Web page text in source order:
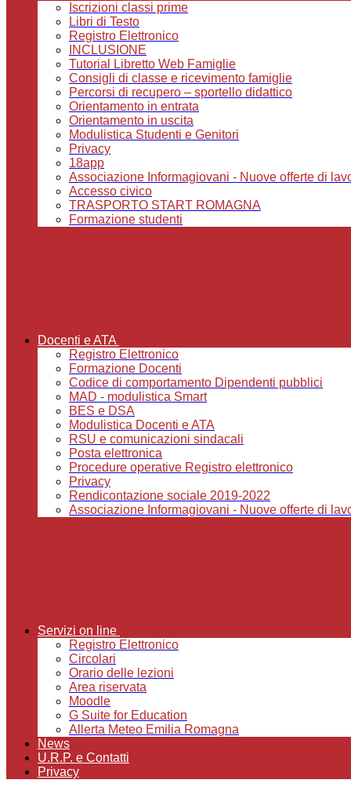
Iscrizioni classi prime
Libri di Testo
Registro Elettronico
INCLUSIONE
Tutorial Libretto Web Famiglie
Consigli di classe e ricevimento famiglie
Percorsi di recupero – sportello didattico
Orientamento in entrata
Orientamento in uscita
Modulistica Studenti e Genitori
Privacy
18app
Associazione Informagiovani - Nuove offerte di
Accesso civico
TRASPORTO START ROMAGNA
Formazione studenti
Docenti e ATA
Registro Elettronico
Formazione Docenti
Codice di comportamento Dipendenti pubblici
MAD - modulistica Smart
BES e DSA
Modulistica Docenti e ATA
RSU e comunicazioni sindacali
Posta elettronica
Procedure operative Registro elettronico
Privacy
Rendicontazione sociale 2019-2022
Associazione Informagiovani - Nuove offerte di
Servizi on line
Registro Elettronico
Circolari
Orario delle lezioni
Area riservata
Moodle
G Suite for Education
Allerta Meteo Emilia Romagna
News
U.R.P. e Contatti
Privacy